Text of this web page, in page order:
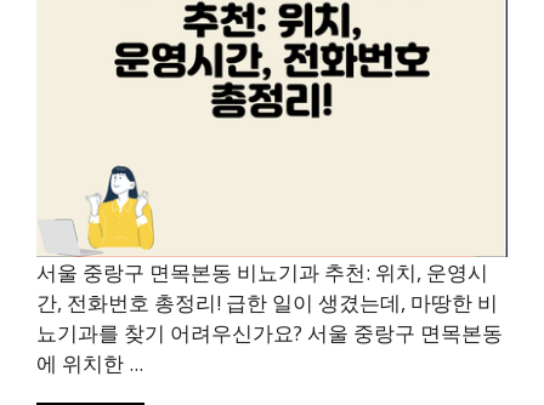
서울 중랑구 면목본동 비뇨기과 추천: 위치, 운영시
간, 전화번호 총정리! 급한 일이 생겼는데, 마땅한 비
뇨기과를 찾기 어려우신가요? 서울 중랑구 면목본동
에 위치한 ...